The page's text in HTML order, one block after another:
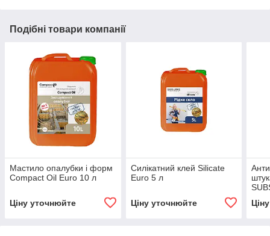
Подібні товари компанії
Мастило опалубки і форм
Compact Oil Euro 10 л
Ціну уточнюйте
Силікатний клей Silicate
Euro 5 л
Ціну уточнюйте